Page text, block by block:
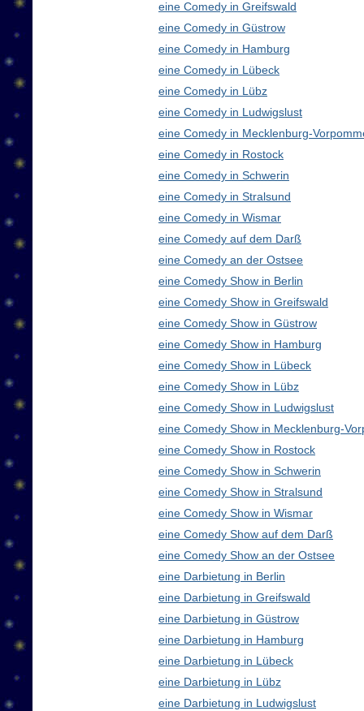
eine Comedy in Greifswald
eine Comedy in Güstrow
eine Comedy in Hamburg
eine Comedy in Lübeck
eine Comedy in Lübz
eine Comedy in Ludwigslust
eine Comedy in Mecklenburg-
eine Comedy in Rostock
eine Comedy in Schwerin
eine Comedy in Stralsund
eine Comedy in Wismar
eine Comedy auf dem Darß
eine Comedy an der Ostsee
eine Comedy Show in Berlin
eine Comedy Show in Greifswald
eine Comedy Show in Güstrow
eine Comedy Show in Hamburg
eine Comedy Show in Lübeck
eine Comedy Show in Lübz
eine Comedy Show in Ludwigslust
eine Comedy Show in Mecklenburg-
eine Comedy Show in Rostock
eine Comedy Show in Schwerin
eine Comedy Show in Stralsund
eine Comedy Show in Wismar
eine Comedy Show auf dem Darß
eine Comedy Show an der Ostsee
eine Darbietung in Berlin
eine Darbietung in Greifswald
eine Darbietung in Güstrow
eine Darbietung in Hamburg
eine Darbietung in Lübeck
eine Darbietung in Lübz
eine Darbietung in Ludwigslust